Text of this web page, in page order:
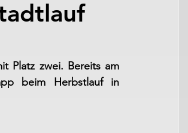
Platz zwei. Bereits am
beim Herbstlauf in